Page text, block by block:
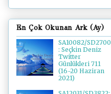
En Çok Okunan Ark (Ay)
SA10082/SD2700
: Seçkin Deniz
Twitter
Günlükleri 711
(16-20 Haziran
2021)